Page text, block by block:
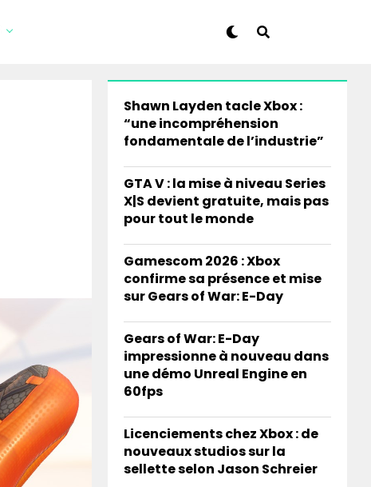
Shawn Layden tacle Xbox :
“une incompréhension
fondamentale de l’industrie”
GTA V : la mise à niveau Series
X|S devient gratuite, mais pas
pour tout le monde
Gamescom 2026 : Xbox
confirme sa présence et mise
sur Gears of War: E-Day
Gears of War: E-Day
impressionne à nouveau dans
une démo Unreal Engine en
60fps
Licenciements chez Xbox : de
nouveaux studios sur la
sellette selon Jason Schreier